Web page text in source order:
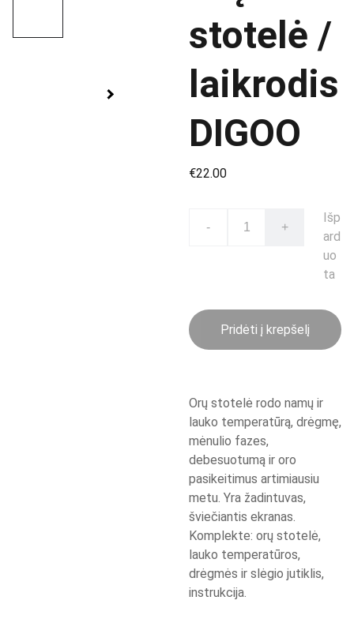
stotelė /
laikrodis
DIGOO
€22.00
- +
Išp
ard
uo
ta
Pridėti į krepšelį
Orų stotelė rodo namų ir
lauko temperatūrą, drėgmę,
mėnulio fazes,
debesuotumą ir oro
pasikeitimus artimiausiu
metu. Yra žadintuvas,
šviečiantis ekranas.
Komplekte: orų stotelė,
lauko temperatūros,
drėgmės ir slėgio jutiklis,
instrukcija.